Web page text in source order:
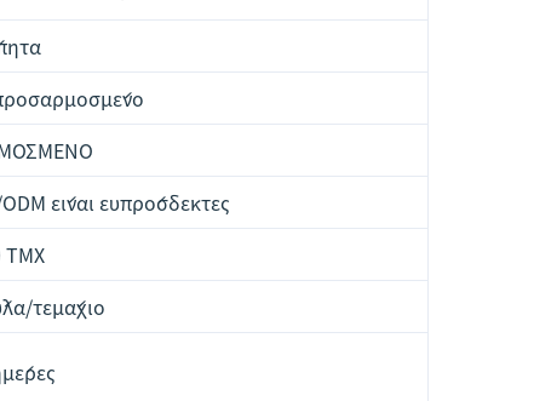
είναι ευπρόσδεκτες
ΤΜΧ
τεμάχιο